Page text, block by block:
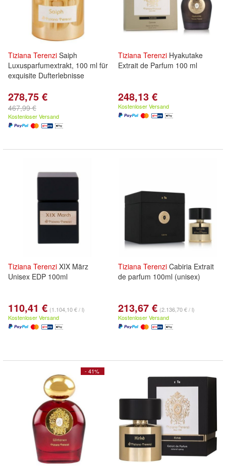
Tiziana Terenzi Saiph
Luxusparfumextrakt, 100 ml für
exquisite Dufterlebnisse
278,75 €
467,99 €
Kostenloser Versand
Tiziana Terenzi Hyakutake
Extrait de Parfum 100 ml
248,13 €
Kostenloser Versand
Tiziana Terenzi XIX März
Unisex EDP 100ml
110,41 € (1.104,10 € / l)
Kostenloser Versand
Tiziana Terenzi Cabiria Extrait
de parfum 100ml (unisex)
213,67 € (2.136,70 € / l)
Kostenloser Versand
- 41%